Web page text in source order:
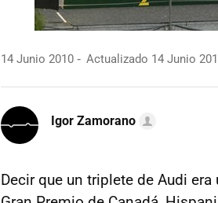
14 Junio 2010 Actualizado 14 Junio
Igor Zamorano
Decir que un triplete de Audi